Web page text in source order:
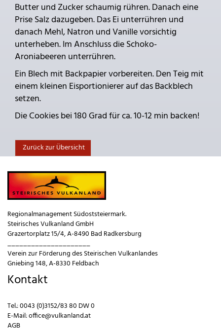
Butter und Zucker schaumig rühren. Danach eine
Prise Salz dazugeben. Das Ei unterrühren und
danach Mehl, Natron und Vanille vorsichtig
unterheben. Im Anschluss die Schoko-
Aroniabeeren unterrühren.
Ein Blech mit Backpapier vorbereiten. Den Teig mit
einem kleinen Eisportionierer auf das Backblech
setzen.
Die Cookies bei 180 Grad für ca. 10-12 min backen!
Zurück zur Übersicht
Regionalmanagement Südoststeiermark.
Steirisches Vulkanland GmbH
Grazertorplatz 15/4, A-8490 Bad Radkersburg
_____________________
Verein zur Förderung des Steirischen Vulkanlandes
Gniebing 148, A-8330 Feldbach
Kontakt
Tel.:0043 (0)3152/83 80 DW 0
E-Mail:office@vulkanland.at
AGB